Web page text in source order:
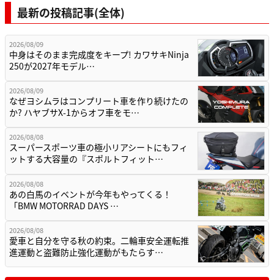
最新の投稿記事(全体)
2026/08/09
中身はそのまま完成度をキープ! カワサキNinja
250が2027年モデル…
2026/08/09
なぜヨシムラはコンプリート車を作り続けたの
か? ハヤブサX-1からオフ車をモ…
2026/08/08
スーパースポーツ車の極小リアシートにもフィ
ットする大容量の『スポルトフィット…
2026/08/08
あの白馬のイベントが今年もやってくる！
「BMW MOTORRAD DAYS …
2026/08/08
愛車と自分を守る秋の約束。二輪車安全運転推
進運動と盗難防止強化運動がもたらす…